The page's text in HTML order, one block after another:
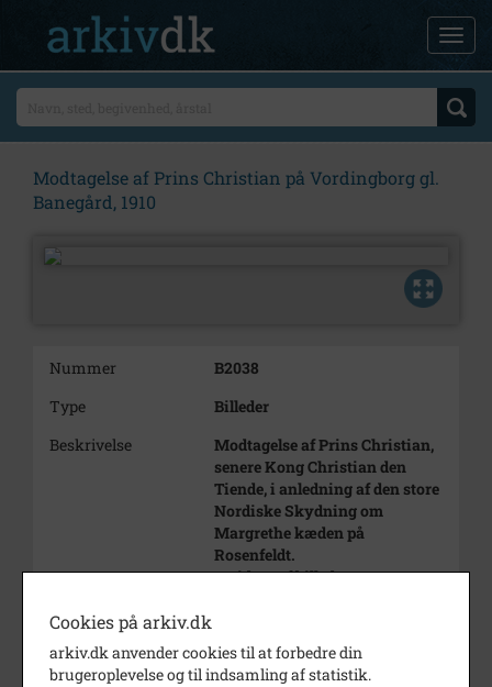
Modtagelse af Prins Christian på Vordingborg gl.
Banegård, 1910
Nummer
B2038
Type
Billeder
Beskrivelse
Modtagelse af Prins Christian,
senere Kong Christian den
Tiende, i anledning af den store
Nordiske Skydning om
Margrethe kæden på
Rosenfeldt.
I midten af billedet ses
Årstal
Fotograf
Carl Petersen affoto 1928
Cookies på arkiv.dk
arkiv.dk anvender cookies til at forbedre din
brugeroplevelse og til indsamling af statistik.